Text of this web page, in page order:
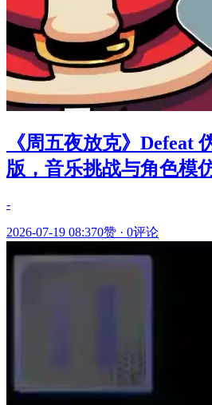
《周五夜放克》Defeat
版，音乐挑战与角色模
-
2026-07-19 08:370赞 · 0评论